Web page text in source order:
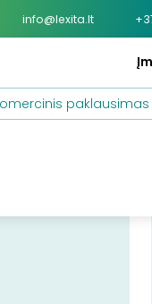
info@lexita.lt
paklausimas